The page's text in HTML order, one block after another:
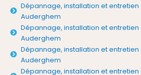
Dépannage, installation et
Auderghem
Dépannage, installation et
Auderghem
Dépannage, installation et
Auderghem
Dépannage, installation et